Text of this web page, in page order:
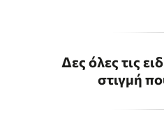
Δες όλες τις
στιγμή